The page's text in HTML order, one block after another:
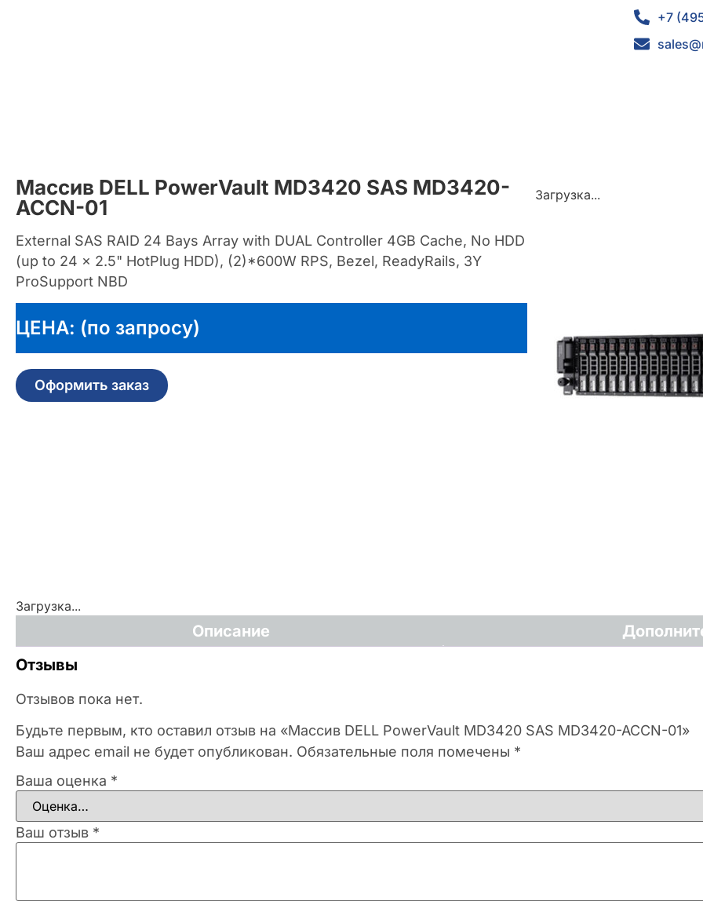
+7
Массив DELL PowerVault MD3420 SAS MD3420-
ACCN-01
External SAS RAID 24 Bays Array with DUAL Controller 4GB Cache, No HDD
(up to 24 x 2.5" HotPlug HDD), (2)*600W RPS, Bezel, ReadyRails, 3Y
ProSupport NBD
ЦЕНА: (по запросу)
Оформить заказ
Загрузка...
Загрузка...
Описание
Отзывы
Отзывов пока нет.
Будьте первым, кто оставил отзыв на «Массив DELL PowerVault MD3420 SAS MD3420-ACCN-01»
Ваш адрес email не будет опубликован. Обязательные поля помечены *
Ваша оценка *
Ваш отзыв *